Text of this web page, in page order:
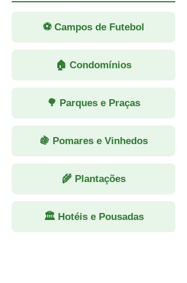
⚽ Campos de Futebol
🏠 Condomínios
🌳 Parques e Praças
🍇 Pomares e Vinhedos
🌾 Plantações
🏛 Hotéis e Pousadas